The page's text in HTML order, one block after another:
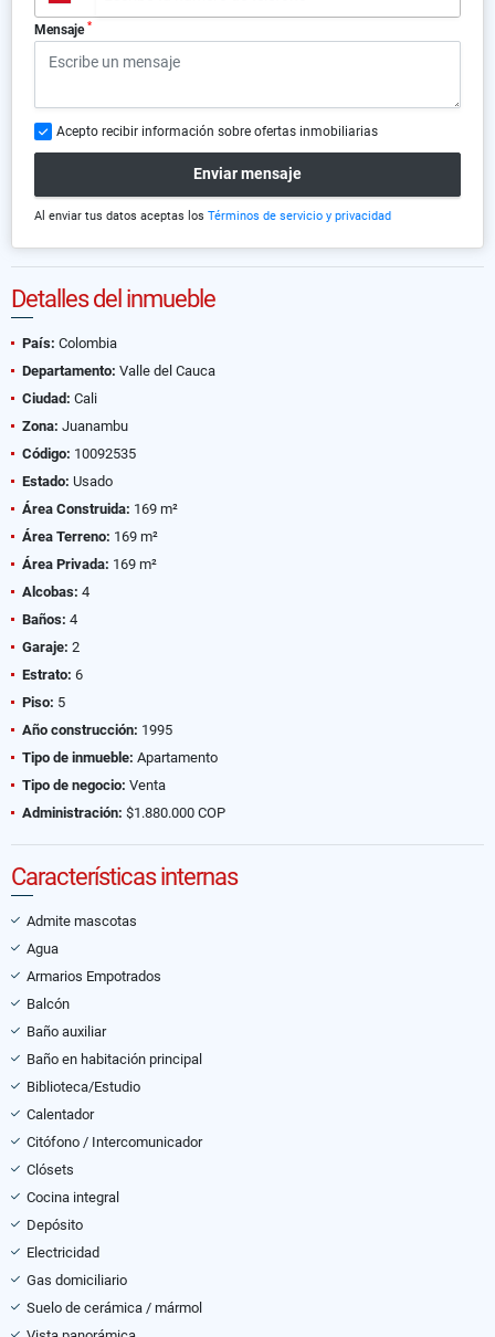
Mensaje *
Acepto recibir información sobre ofertas inmobiliarias
Enviar mensaje
Al enviar tus datos aceptas los Términos de servicio y privacidad
Detalles del inmueble
País: Colombia
Departamento: Valle del Cauca
Ciudad: Cali
Zona: Juanambu
Código: 10092535
Estado: Usado
Área Construida: 169 m²
Área Terreno: 169 m²
Área Privada: 169 m²
Alcobas: 4
Baños: 4
Garaje: 2
Estrato: 6
Piso: 5
Año construcción: 1995
Tipo de inmueble: Apartamento
Tipo de negocio: Venta
Administración: $1.880.000 COP
Características internas
Admite mascotas
Agua
Armarios Empotrados
Balcón
Baño auxiliar
Baño en habitación principal
Biblioteca/Estudio
Calentador
Citófono / Intercomunicador
Clósets
Cocina integral
Depósito
Electricidad
Gas domiciliario
Suelo de cerámica / mármol